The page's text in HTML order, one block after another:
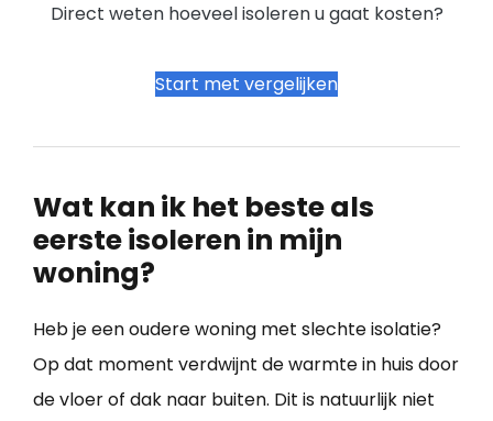
Direct weten hoeveel isoleren u gaat kosten?
Start met vergelijken
Wat kan ik het beste als
eerste isoleren in mijn
woning?
Heb je een oudere woning met slechte isolatie?
Op dat moment verdwijnt de warmte in huis door
de vloer of dak naar buiten. Dit is natuurlijk niet